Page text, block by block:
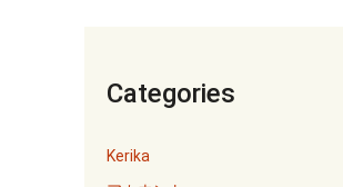
Categories
Kerika